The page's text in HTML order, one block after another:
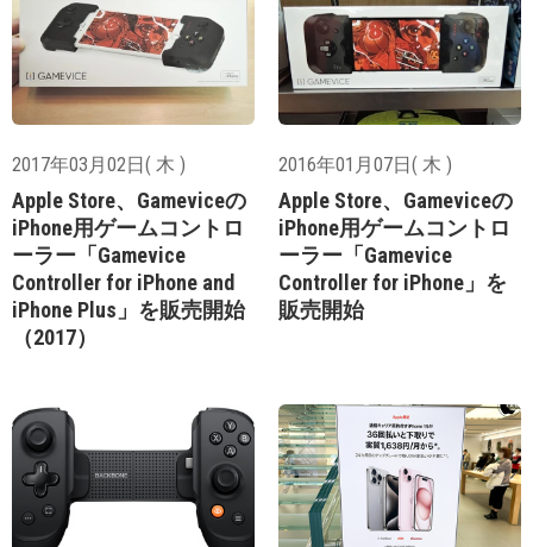
2017年03月02日( 木 )
Apple Store、Gameviceの
iPhone用ゲームコントロ
ーラー「Gamevice
Controller for iPhone and
iPhone Plus」を販売開始
（2017）
2016年01月07日( 木 )
Apple Store、Gameviceの
iPhone用ゲームコントロ
ーラー「Gamevice
Controller for iPhone」を
販売開始